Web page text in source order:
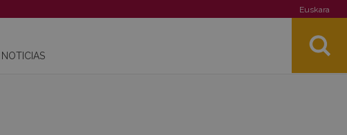
Euskara
NOTICIAS